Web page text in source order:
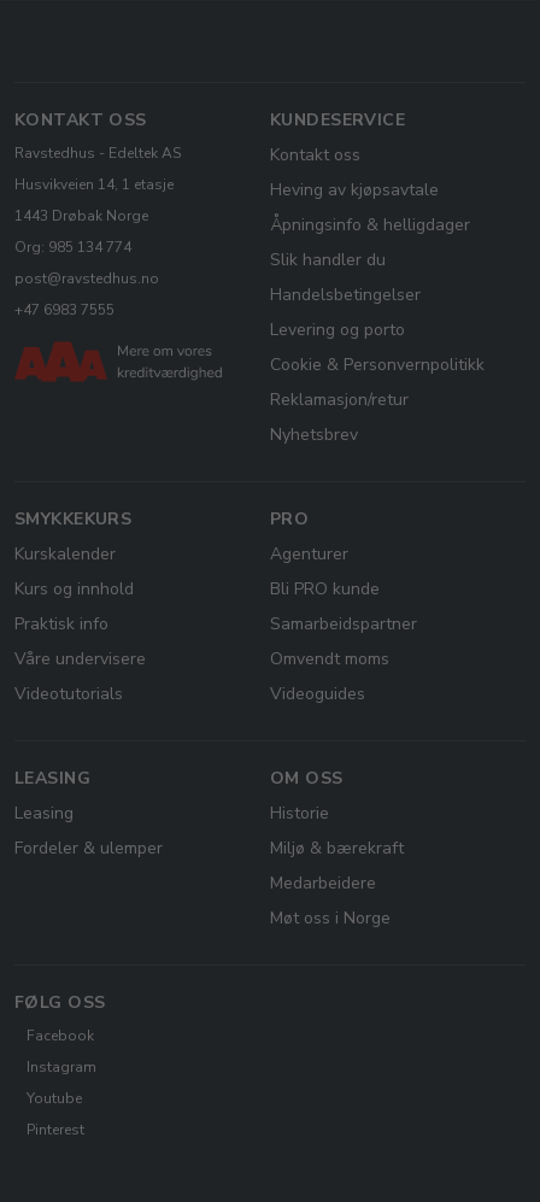
KONTAKT OSS
Ravstedhus - Edeltek AS
Husvikveien 14, 1 etasje
1443 Drøbak Norge
Org: 985 134 774
post@ravstedhus.no
+47 6983 7555
KUNDESERVICE
Kontakt oss
Heving av kjøpsavtale
Åpningsinfo & helligdager
Slik handler du
Handelsbetingelser
Levering og porto
Cookie & Personvernpolitikk
Reklamasjon/retur
Nyhetsbrev
SMYKKEKURS
Kurskalender
Kurs og innhold
Praktisk info
Våre undervisere
Videotutorials
PRO
Agenturer
Bli PRO kunde
Samarbeidspartner
Omvendt moms
Videoguides
LEASING
Leasing
Fordeler & ulemper
OM OSS
Historie
Miljø & bærekraft
Medarbeidere
Møt oss i Norge
FØLG OSS
Facebook
Instagram
Youtube
Pinterest